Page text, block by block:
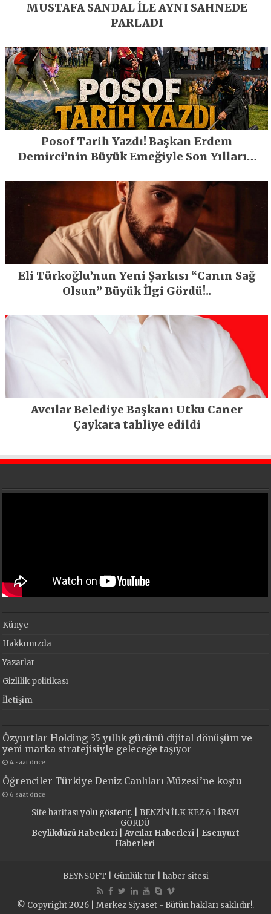
MUSTAFA SANDAL İLE AYNI SAHNEDE
PARLADI
Posof Tarih Yazdı! Başkan Erdem
Demirci’nin Büyük Emeğiyle Son Yılların
Eli Türkoğlu’nun Yeni Şarkısı “Canın Sağ
Olsun” Büyük İlgi Gördü!..
Avcılar Belediye Başkanı Utku Caner
Çaykara tahliye edildi
Künye
Hakkımızda
Yazarlar
Gizlilik politikası
İletişim
Özyurtlar Holding 35 yıllık gücünü dijital dönüşüm ve
yeni marka stratejisiyle geleceğe taşıyor
4 saat önce
Öğrenciler Türkiye Deniz Canlıları Müzesi’ne koştu
6 saat önce
Site haritasıyolu gösterir. | BENZİN İLK KEZ 6 LİRAYI
GÖRDÜ
Beylikdüzü Haberleri| Avcılar Haberleri| Esenyurt
Haberleri
BEYNSOFT Günlük tur haber sitesi
© Copyright 2026 | Merkez Siyaset - Bütün hakları saklıdır!.